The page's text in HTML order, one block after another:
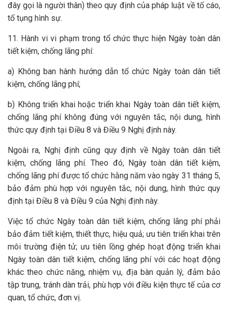
đây gọi là người thân) theo quy định của pháp luật về tố cáo,
tố tụng hình sự.
11. Hành vi vi phạm trong tổ chức thực hiện Ngày toàn dân
tiết kiệm, chống lãng phí:
a) Không ban hành hướng dẫn tổ chức Ngày toàn dân tiết
kiệm, chống lãng phí;
b) Không triển khai hoặc triển khai Ngày toàn dân tiết kiệm,
chống lãng phí không đúng với nguyên tắc, nội dung, hình
thức quy định tại Điều 8 và Điều 9 Nghị định này.
Ngoài ra, Nghị định cũng quy định về Ngày toàn dân tiết
kiệm, chống lãng phí. Theo đó, Ngày toàn dân tiết kiệm,
chống lãng phí được tổ chức hằng năm vào ngày 31 tháng 5,
bảo đảm phù hợp với nguyên tắc, nội dung, hình thức quy
định tại Điều 8 và Điều 9 của Nghị định này.
Việc tổ chức Ngày toàn dân tiết kiệm, chống lãng phí phải
bảo đảm tiết kiệm, thiết thực, hiệu quả; ưu tiên triển khai trên
môi trường điện tử; ưu tiên lồng ghép hoạt động triển khai
Ngày toàn dân tiết kiệm, chống lãng phí với các hoạt động
khác theo chức năng, nhiệm vụ, địa bàn quản lý, đảm bảo
tập trung, tránh dàn trải, phù hợp với điều kiện thực tế của cơ
quan, tổ chức, đơn vị.